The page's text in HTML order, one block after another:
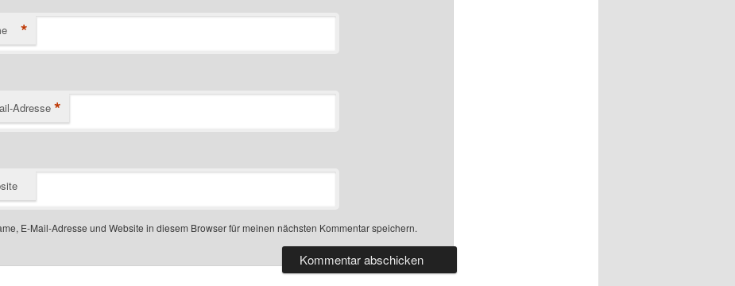
*
Adresse *
E-Mail-Adresse und Website in diesem Browser für meinen nächsten Kommentar speichern.